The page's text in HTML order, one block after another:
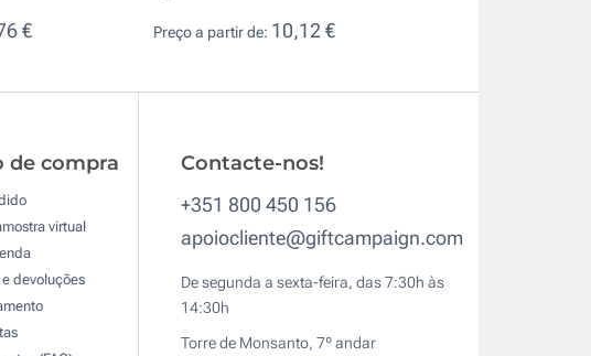
€ Preço a partir de: 10,12 €
de compra
virtual
devoluções
Contacte-nos!
+351 800 450 156
apoiocliente@giftcampaign.com
De segunda a sexta-feira, das 7:30h às
14:30h
Torre de Monsanto, 7º andar